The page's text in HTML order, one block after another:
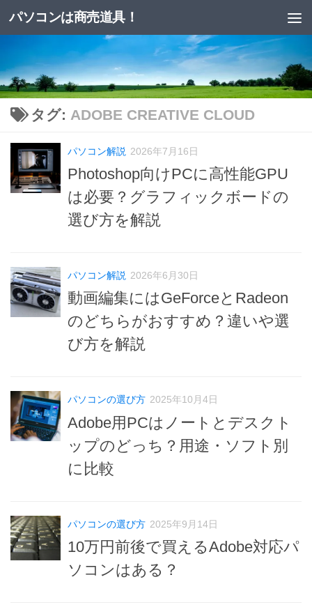
コンテンツへスキップ
パソコンは商売道具！
タグ: ADOBE CREATIVE CLOUD
パソコン解説 2026年7月16日
Photoshop向けPCに高性能GPU
は必要？グラフィックボードの
選び方を解説
パソコン解説 2026年6月30日
動画編集にはGeForceとRadeon
のどちらがおすすめ？違いや選
び方を解説
パソコンの選び方 2025年10月4日
Adobe用PCはノートとデスクト
ップのどっち？用途・ソフト別
に比較
パソコンの選び方 2025年9月14日
10万円前後で買えるAdobe対応パ
ソコンはある？